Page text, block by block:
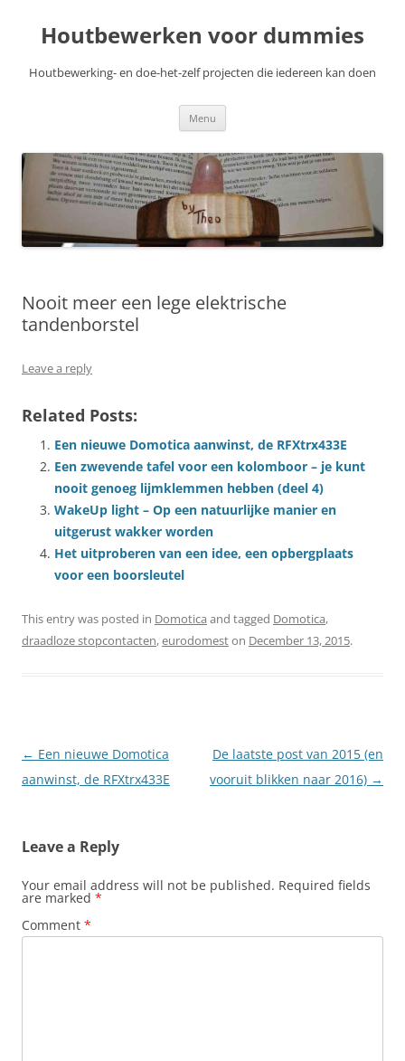
content
Houtbewerken voor dummies
Houtbewerking- en doe-het-zelf projecten die iedereen kan doen
Menu
Nooit meer een lege elektrische
tandenborstel
Leave a reply
Related Posts:
Een nieuwe Domotica aanwinst, de RFXtrx433E
Een zwevende tafel voor een kolomboor – je kunt
nooit genoeg lijmklemmen hebben (deel 4)
WakeUp light – Op een natuurlijke manier en
uitgerust wakker worden
Het uitproberen van een idee, een opbergplaats
voor een boorsleutel
This entry was posted in Domotica and tagged Domotica,
draadloze stopcontacten,eurodomeston December 13, 2015.
Post
navigation
← Een nieuwe Domotica
aanwinst, de RFXtrx433E
De laatste post van 2015 (en
vooruit blikken naar 2016) →
Leave a Reply
Your email address will not be published. Required fields
are marked *
Comment *